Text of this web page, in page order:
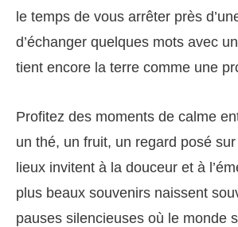
le temps de vous arrêter près
d’échanger quelques mots avec
tient encore la terre comme une
Profitez des moments de calme
un thé, un fruit, un regard posé
lieux invitent à la douceur et à
plus beaux souvenirs naissent
pauses silencieuses où le monde